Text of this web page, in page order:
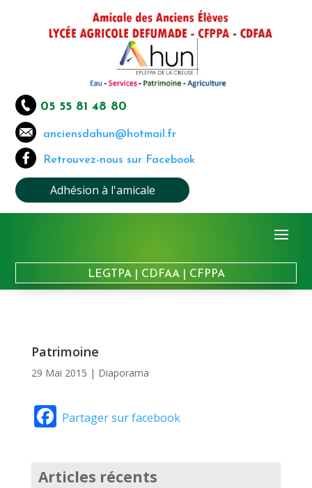
05 55 81 48 80
anciensdahun@hotmail.fr
Retrouvez-nous sur Facebook
Adhésion à l'amicale
LEGTPA| CDFAA| CFPPA
Patrimoine
29 Mai 2015 | Diaporama
Facebook
Partager sur facebook
Articles récents